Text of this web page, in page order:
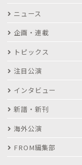
ニュース
企画・連載
トピックス
注目公演
インタビュー
新譜・新刊
海外公演
FROM編集部